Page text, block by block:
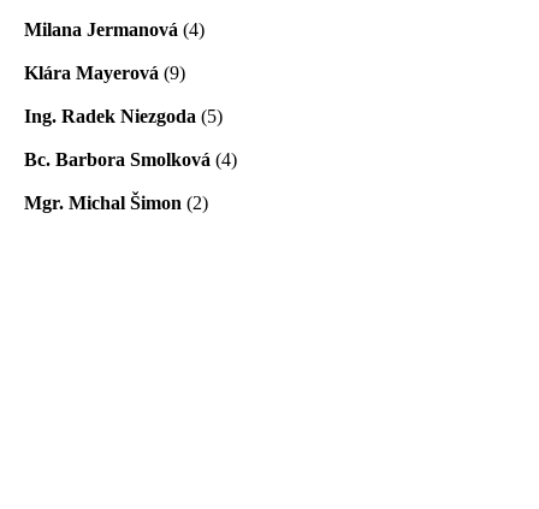
Milana Jermanová (4)
Klára Mayerová (9)
Ing. Radek Niezgoda (5)
Bc. Barbora Smolková (4)
Mgr. Michal Šimon (2)